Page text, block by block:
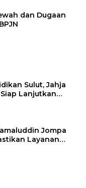
dan Dugaan
Sulut, Jahja
Lanjutkan
Jompa
Layanan